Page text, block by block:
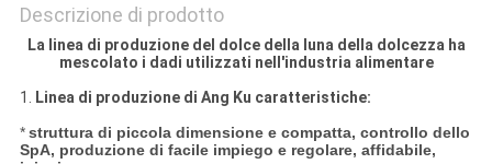
Descrizione di prodotto
La linea di produzione del dolce della luna della dolcezza ha
mescolato i dadi utilizzati nell'industria alimentare
1. Linea di produzione di Ang Ku caratteristiche:
*struttura di piccola dimensione e compatta, controllo dello
SpA, produzione di facile impiego e regolare, affidabile,